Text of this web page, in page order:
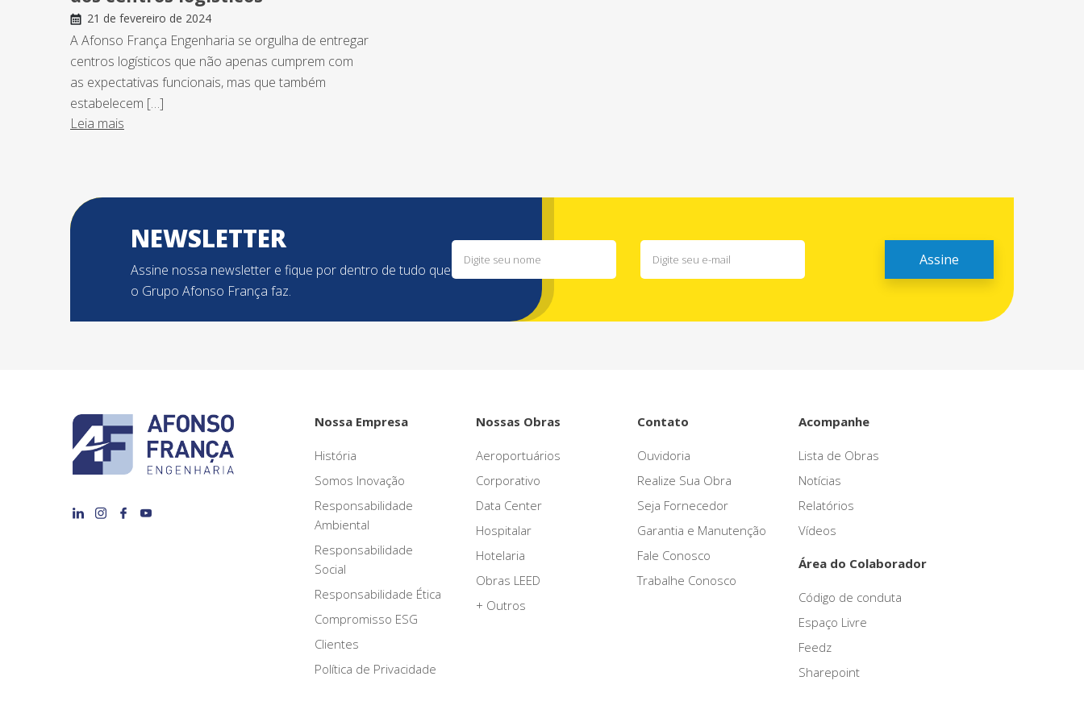
21 de fevereiro de 2024
A Afonso França Engenharia se orgulha de entregar
centros logísticos que não apenas cumprem com
as expectativas funcionais, mas que também
estabelecem […]
Leia mais
NEWSLETTER
Assine nossa newsletter e fique por dentro de tudo que
o Grupo Afonso França faz.
Nossa Empresa
História
Somos Inovação
Responsabilidade
Ambiental
Responsabilidade
Social
Responsabilidade Ética
Compromisso ESG
Clientes
Política de Privacidade
Nossas Obras
Aeroportuários
Corporativo
Data Center
Hospitalar
Hotelaria
Obras LEED
+ Outros
Contato
Ouvidoria
Realize Sua Obra
Seja Fornecedor
Garantia e Manutenção
Fale Conosco
Trabalhe Conosco
Acompanhe
Lista de Obras
Notícias
Relatórios
Vídeos
Área do Colaborador
Código de conduta
Espaço Livre
Feedz
Sharepoint